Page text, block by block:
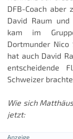
DFB-Coach aber
David Raum
kam im
Dortmunder
hat auch David
entscheidende
Schweizer
Wie sich
jetzt: